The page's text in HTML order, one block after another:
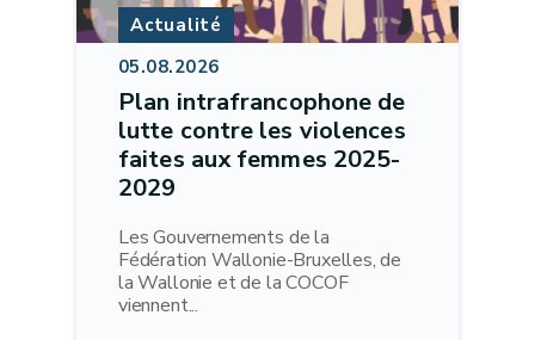
Actualité
05.08.2026
Plan intrafrancophone de
lutte contre les violences
faites aux femmes 2025-
2029
Les Gouvernements de la
Fédération Wallonie-Bruxelles, de
la Wallonie et de la COCOF
viennent...